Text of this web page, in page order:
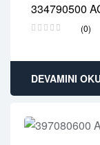
334790500
(0)
2 years
Delivery
DEVAMINI